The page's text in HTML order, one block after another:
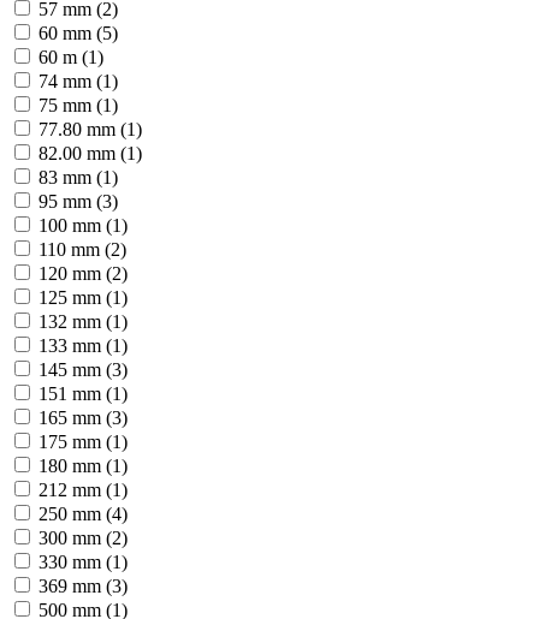
57 mm (2)
60 mm (5)
60 m (1)
74 mm (1)
75 mm (1)
77.80 mm (1)
82.00 mm (1)
83 mm (1)
95 mm (3)
100 mm (1)
110 mm (2)
120 mm (2)
125 mm (1)
132 mm (1)
133 mm (1)
145 mm (3)
151 mm (1)
165 mm (3)
175 mm (1)
180 mm (1)
212 mm (1)
250 mm (4)
300 mm (2)
330 mm (1)
369 mm (3)
500 mm (1)